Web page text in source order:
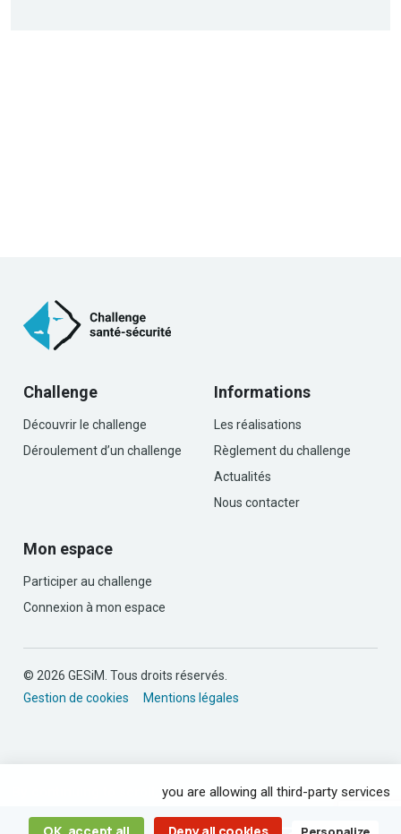
Challenge
Découvrir le challenge
Déroulement d’un challenge
Informations
Les réalisations
Règlement du challenge
Actualités
Nous contacter
Mon espace
Participer au challenge
Connexion à mon espace
© 2026 GESiM. Tous droits réservés.
Gestion de cookies
Mentions légales
you are allowing all third-party services